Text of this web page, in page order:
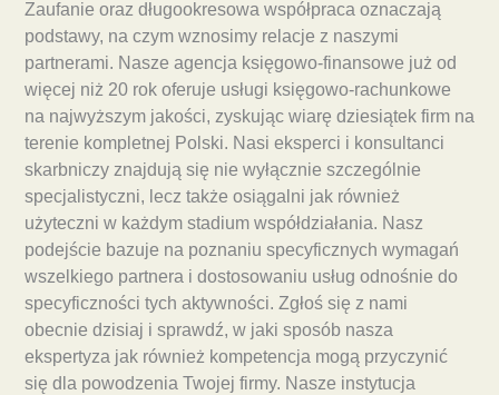
Zaufanie oraz długookresowa współpraca oznaczają
podstawy, na czym wznosimy relacje z naszymi
partnerami. Nasze agencja księgowo-finansowe już od
więcej niż 20 rok oferuje usługi księgowo-rachunkowe
na najwyższym jakości, zyskując wiarę dziesiątek firm na
terenie kompletnej Polski. Nasi eksperci i konsultanci
skarbniczy znajdują się nie wyłącznie szczególnie
specjalistyczni, lecz także osiągalni jak również
użyteczni w każdym stadium współdziałania. Nasz
podejście bazuje na poznaniu specyficznych wymagań
wszelkiego partnera i dostosowaniu usług odnośnie do
specyficzności tych aktywności. Zgłoś się z nami
obecnie dzisiaj i sprawdź, w jaki sposób nasza
ekspertyza jak również kompetencja mogą przyczynić
się dla powodzenia Twojej firmy. Nasze instytucja